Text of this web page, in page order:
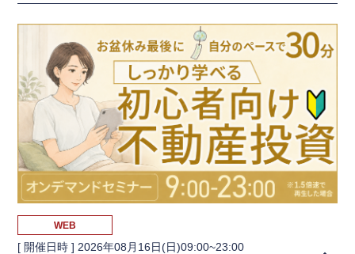
WEB
[ 開催日時 ] 2026年08月16日(日)09:00~23:00